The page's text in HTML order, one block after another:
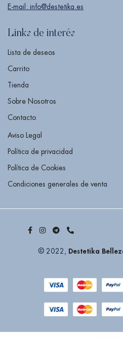
E-mail: info@destetika.es
Links de interés
Lista de deseos
Carrito
Tienda
Sobre Nosotros
Contacto
Aviso Legal
Política de privacidad
Política de Cookies
Condiciones generales de venta
© 2022, Destetika